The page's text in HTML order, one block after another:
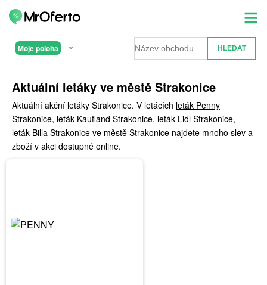
Moje poloha
Aktuální letáky ve městě Strakonice
Aktuální akční letáky Strakonice. V letácích leták Penny
Strakonice, leták Kaufland Strakonice, leták Lidl Strakonice,
leták Billa Strakonice ve městě Strakonice najdete mnoho slev a
zboží v akci dostupné online.